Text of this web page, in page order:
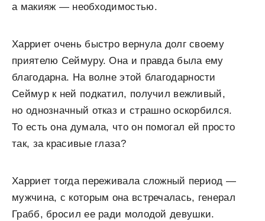
а макияж — необходимостью.
Харриет очень быстро вернула долг своему
приятелю Сеймуру. Она и правда была ему
благодарна. На волне этой благодарности
Сеймур к ней подкатил, получил вежливый,
но однозначный отказ и страшно оскорбился.
То есть она думала, что он помогал ей просто
так, за красивые глаза?
Харриет тогда переживала сложный период —
мужчина, с которым она встречалась, генерал
Грабб, бросил ее ради молодой девушки.